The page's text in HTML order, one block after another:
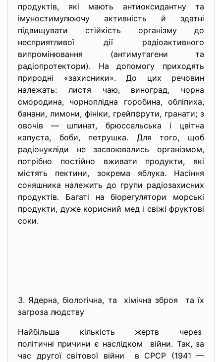
продуктів, які мають антиоксидантну та
імуностимулюючу активність й здатні
підвищувати стійкість організму до
несприятливої дії радіоактивного
випромінювання (антимутагени та
радіопротектори). На допомогу приходять
природні «захисники». До цих речовин
належать: листя чаю, виноград, чорна
смородина, чорноплідна горобина, обліпиха,
банани, лимони, фініки, грейпфрути, гранати; з
овочів — шпинат, брюссельська і цвітна
капуста, боби, петрушка. Для того, щоб
радіонукліди не засвоювались організмом,
потрібно постійно вживати продукти, які
містять пектини, зокрема яблука. Насіння
соняшника належить до групи радіозахисних
продуктів. Багаті на біорегулятори морські
продукти, дуже корисний мед і свіжі фруктові
соки.
3. Ядерна, біологічна, та хімічна зброя та їх
загроза людству
Найбільша кількість жертв через
політичні причини є наслідком війни. Так, за
час другої світової війни в СРСР (1941 —